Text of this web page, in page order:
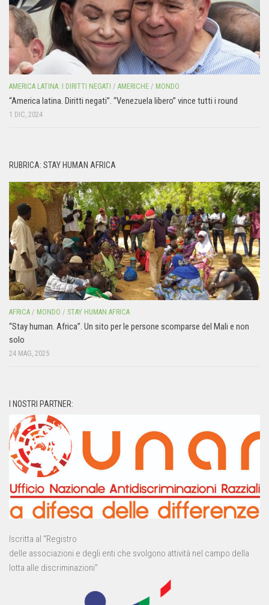
AMERICA LATINA: I DIRITTI NEGATI / AMERICHE / MONDO
“America latina. Diritti negati”. “Venezuela libero” vince tutti i round
1 DIC, 2024
RUBRICA: STAY HUMAN AFRICA
AFRICA / MONDO / STAY HUMAN AFRICA
“Stay human. Africa”. Un sito per le persone scomparse del Mali e non
solo
24 MAG, 2025
I NOSTRI PARTNER:
Iscritta al “Registro
delle associazioni e degli enti che svolgono attività nel campo della
lotta alle discriminazioni”